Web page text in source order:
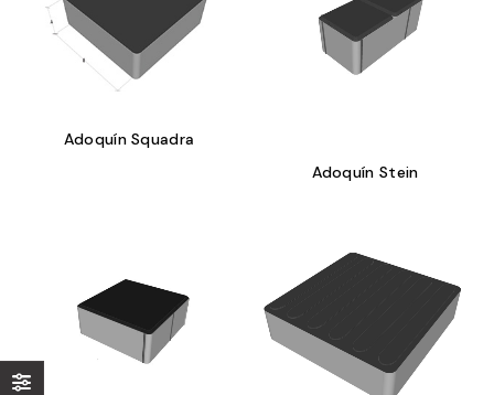
Adoquín Squadra
Adoquín Stein